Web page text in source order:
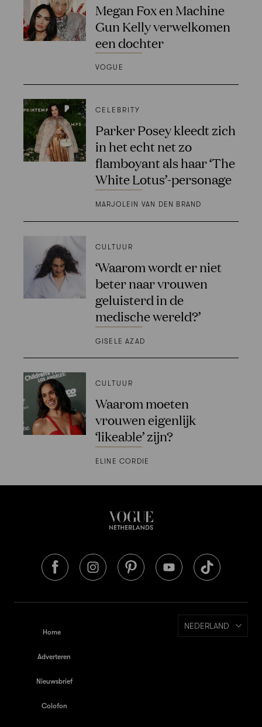
Megan Fox en Machine
Gun Kelly verwelkomen
een dochter
VOGUE
CELEBRITY
Parker Posey kleedt zich
in het echt net zo
flamboyant als haar ‘The
White Lotus’-personage
MARJOLEIN VAN DEN BRAND
CULTUUR
‘Waarom wordt er niet
beter naar vrouwen
geluisterd in de
medische wereld?’
GISELE AZAD
CULTUUR
Waarom moeten
vrouwen eigenlijk
‘likeable’ zijn?
ELINE CORDIE
Home
Adverteren
Nieuwsbrief
Colofon
NEDERLAND